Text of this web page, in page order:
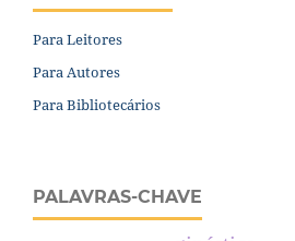
Para Leitores
Para Autores
Para Bibliotecários
PALAVRAS-CHAVE